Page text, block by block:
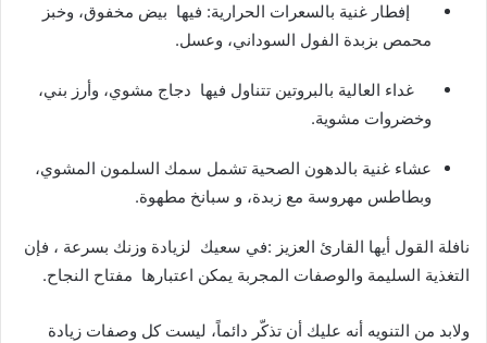
إفطار غنية بالسعرات الحرارية: فيها بيض مخفوق، وخبز
محمص بزبدة الفول السوداني، وعسل.
غداء العالية بالبروتين تتناول فيها دجاج مشوي، وأرز بني،
وخضروات مشوية.
عشاء غنية بالدهون الصحية تشمل سمك السلمون المشوي،
وبطاطس مهروسة مع زبدة، و سبانخ مطهوة.
نافلة القول أيها القارئ العزيز :في سعيك لزيادة وزنك بسرعة ، فإن
التغذية السليمة والوصفات المجربة يمكن اعتبارها مفتاح النجاح.
ولابد من التنويه أنه عليك أن تذكّر دائماً، ليست كل وصفات زيادة